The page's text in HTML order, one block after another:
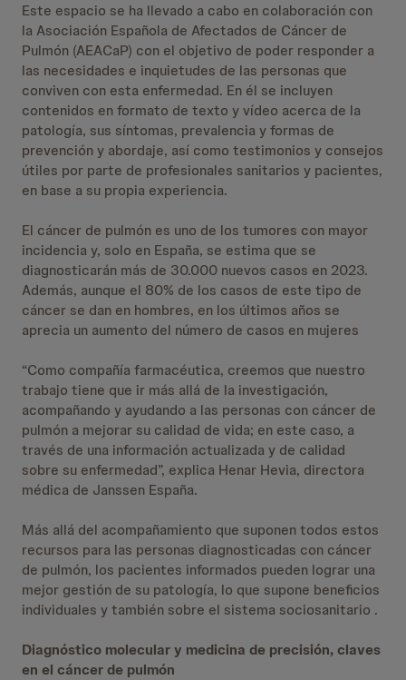
Este espacio se ha llevado a cabo en colaboración con
la Asociación Española de Afectados de Cáncer de
Pulmón (AEACaP) con el objetivo de poder responder a
las necesidades e inquietudes de las personas que
conviven con esta enfermedad. En él se incluyen
contenidos en formato de texto y vídeo acerca de la
patología, sus síntomas, prevalencia y formas de
prevención y abordaje, así como testimonios y consejos
útiles por parte de profesionales sanitarios y pacientes,
en base a su propia experiencia.
El cáncer de pulmón es uno de los tumores con mayor
incidencia y, solo en España, se estima que se
diagnosticarán más de 30.000 nuevos casos en 2023.
Además, aunque el 80% de los casos de este tipo de
cáncer se dan en hombres, en los últimos años se
aprecia un aumento del número de casos en mujeres
“Como compañía farmacéutica, creemos que nuestro
trabajo tiene que ir más allá de la investigación,
acompañando y ayudando a las personas con cáncer de
pulmón a mejorar su calidad de vida; en este caso, a
través de una información actualizada y de calidad
sobre su enfermedad”, explica Henar Hevia, directora
médica de Janssen España.
Más allá del acompañamiento que suponen todos estos
recursos para las personas diagnosticadas con cáncer
de pulmón, los pacientes informados pueden lograr una
mejor gestión de su patología, lo que supone beneficios
individuales y también sobre el sistema sociosanitario .
Diagnóstico molecular y medicina de precisión, claves
en el cáncer de pulmón